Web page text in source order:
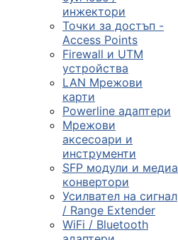
инжектори
Точки за достъп -
Access Points
Firewall и UTM
устройства
LAN Мрежови
карти
Powerline адаптери
Мрежови
аксесоари и
инструменти
SFP модули и медиа
конвертори
Усилвател на сигнал
/ Range Extender
WiFi / Bluetooth